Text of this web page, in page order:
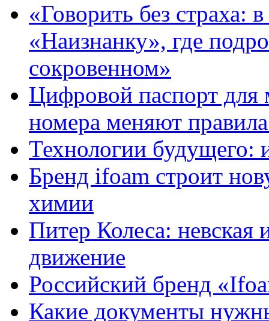
«Говорить без страха:
«Наизнанку», где
сокровенном»
Цифровой паспорт для
номера меняют
Технологии будущего:
Бренд ifoam строит
химии
Питер Колеса: невская
движение
Российский бренд
Какие документы